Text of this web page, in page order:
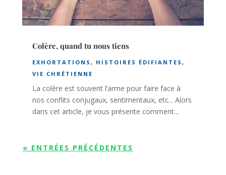
Colère, quand tu nous tiens
EXHORTATIONS , HISTOIRES ÉDIFIANTES ,
VIE CHRÉTIENNE
La colère est souvent l’arme pour faire face à
nos conflits conjugaux, sentimentaux, etc... Alors
dans cet article, je vous présente comment...
« ENTRÉES PRÉCÉDENTES